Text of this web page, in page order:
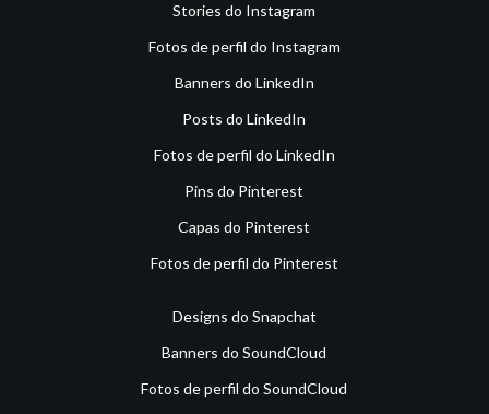
Stories do Instagram
Fotos de perfil do Instagram
Banners do LinkedIn
Posts do LinkedIn
Fotos de perfil do LinkedIn
Pins do Pinterest
Capas do Pinterest
Fotos de perfil do Pinterest
Designs do Snapchat
Banners do SoundCloud
Fotos de perfil do SoundCloud